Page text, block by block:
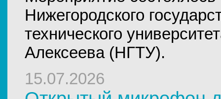
Нижегородского
технического
Алексеева (НГТУ).
15.07.2026